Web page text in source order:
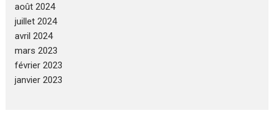
août 2024
juillet 2024
avril 2024
mars 2023
février 2023
janvier 2023